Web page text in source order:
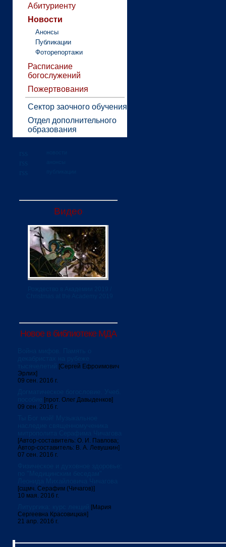
Абитуриенту
Новости
Анонсы
Публикации
Фоторепортажи
Расписание
богослужений
Пожертвования
Сектор заочного обучения
Отдел дополнительного
образования
Видео
Новое в библиотеке МДА
[Сергей Ефроимович
Эрлих]
09 сен. 2016 г.
[прот. Олег Давыденков]
09 сен. 2016 г.
[Автор-составитель: О. И. Павлова;
Автор-составитель: В. А. Левушкин]
07 сен. 2016 г.
[сщмч. Серафим (Чичагов)]
10 мая. 2016 г.
[Мария
Сергеевна Красовицкая]
21 апр. 2016 г.